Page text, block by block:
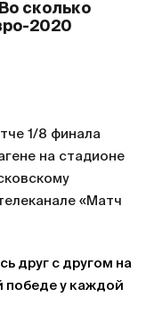
сколько
2020
1/8 финала
на стадионе
«Матч
друг с другом на
победе у каждой